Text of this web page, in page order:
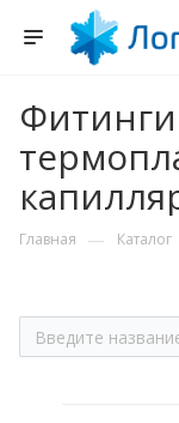
Главная — Каталог